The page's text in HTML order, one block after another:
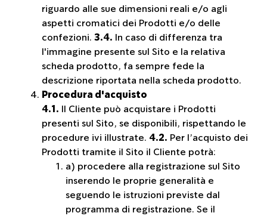
riguardo alle sue dimensioni reali e/o agli
aspetti cromatici dei Prodotti e/o delle
confezioni. 3.4. In caso di differenza tra
l'immagine presente sul Sito e la relativa
scheda prodotto, fa sempre fede la
descrizione riportata nella scheda prodotto.
Procedura d'acquisto
4.1. Il Cliente può acquistare i Prodotti
presenti sul Sito, se disponibili, rispettando le
procedure ivi illustrate. 4.2. Per l’acquisto dei
Prodotti tramite il Sito il Cliente potrà:
a) procedere alla registrazione sul Sito
inserendo le proprie generalità e
seguendo le istruzioni previste dal
programma di registrazione. Se il